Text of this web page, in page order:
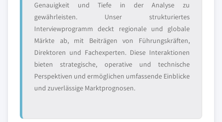
Genauigkeit und Tiefe in der Analyse zu
gewährleisten. Unser strukturiertes
Interviewprogramm deckt regionale und globale
Märkte ab, mit Beiträgen von Führungskräften,
Direktoren und Fachexperten. Diese Interaktionen
bieten strategische, operative und technische
Perspektiven und ermöglichen umfassende Einblicke
und zuverlässige Marktprognosen.